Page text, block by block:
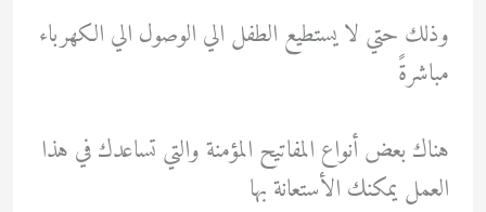
وذلك حتي لا يستطيع الطفل الي الوصول الي الكهرباء
مباشرةً
هناك بعض أنواع المفاتيح المؤمنة والتي تساعدك في هذا
العمل يمكنك الأستعانة بها